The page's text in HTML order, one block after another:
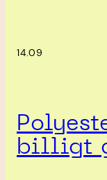
14.09
billigt